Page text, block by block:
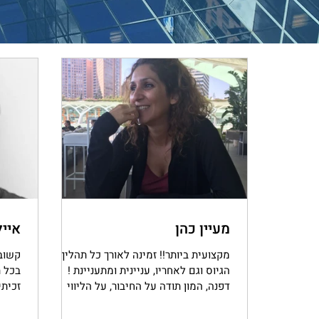
מעיין כהן
מקצועית ביותר!! זמינה לאורך כל תהליך
הגיוס וגם לאחריו, עניינית ומתעניינת !
דפנה, המון תודה על החיבור, על הליווי
בכל